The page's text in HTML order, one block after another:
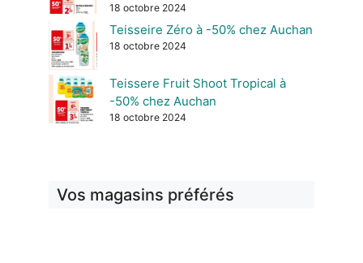
18 octobre 2024
Teisseire Zéro à -50% chez Auchan
18 octobre 2024
Teissere Fruit Shoot Tropical à
-50% chez Auchan
18 octobre 2024
Vos magasins préférés